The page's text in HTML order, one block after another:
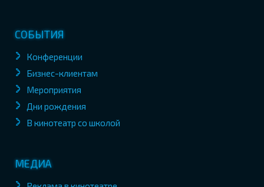
СОБЫТИЯ
Конференции
Бизнес-клиентам
Мероприятия
Дни рождения
В кинотеатр со школой
МЕДИА